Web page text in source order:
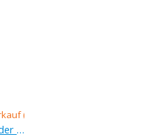
Verkauf (Angebot), anderes wohn- oder ferienobjekt, 77 m